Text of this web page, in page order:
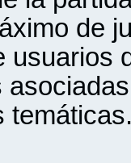
de
usuarios